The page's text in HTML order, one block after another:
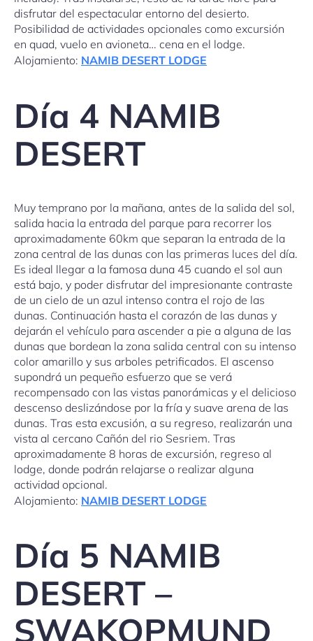
disfrutar del espectacular entorno del desierto.
Posibilidad de actividades opcionales como excursión
en quad, vuelo en avioneta… cena en el lodge.
Alojamiento: NAMIB DESERT LODGE
Día 4 NAMIB
DESERT
Muy temprano por la mañana, antes de la salida del sol,
salida hacia la entrada del parque para recorrer los
aproximadamente 60km que separan la entrada de la
zona central de las dunas con las primeras luces del día.
Es ideal llegar a la famosa duna 45 cuando el sol aun
está bajo, y poder disfrutar del impresionante contraste
de un cielo de un azul intenso contra el rojo de las
dunas. Continuación hasta el corazón de las dunas y
dejarán el vehículo para ascender a pie a alguna de las
dunas que bordean la zona salida central con su intenso
color amarillo y sus arboles petrificados. El ascenso
supondrá un pequeño esfuerzo que se verá
recompensado con las vistas panorámicas y el delicioso
descenso deslizándose por la fría y suave arena de las
dunas. Tras esta excusión, a su regreso, realizarán una
vista al cercano Cañón del rio Sesriem. Tras
aproximadamente 8 horas de excursión, regreso al
lodge, donde podrán relajarse o realizar alguna
actividad opcional.
Alojamiento: NAMIB DESERT LODGE
Día 5 NAMIB
DESERT –
SWAKOPMUND